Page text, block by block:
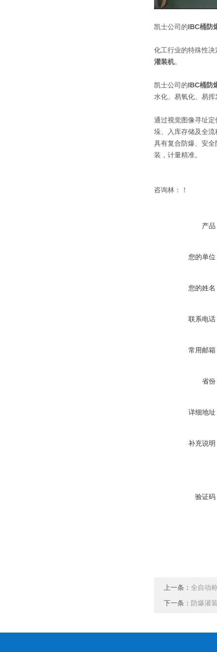
凯士公司的IBC桶防
化工行业的特殊性
灌装机。
凯士公司的IBC桶防
水化、易氧化、易
通过视觉图像寻址
垛、入库存储及全
具有复合防爆、安
装，计量精准。
咨询林：！
产品
您的单位
您的姓名
联系电话
常用邮箱
省份
详细地址
补充说明
验证码
上一条： 全自动
下一条： 防爆灌